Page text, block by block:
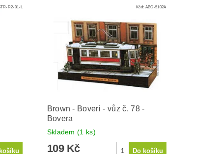
R2-01-L Kód: ABC-5102A
Brown - Boveri - vůz č. 78 -
Bovera
Skladem(1 ks)
109 Kč